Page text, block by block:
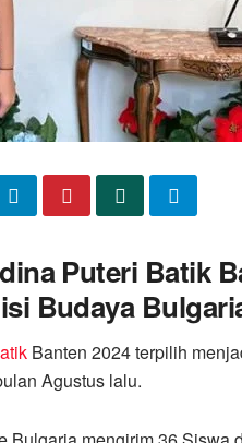
Puteri Batik
Budaya
Banten 2024 terpilih
Agustus lalu.